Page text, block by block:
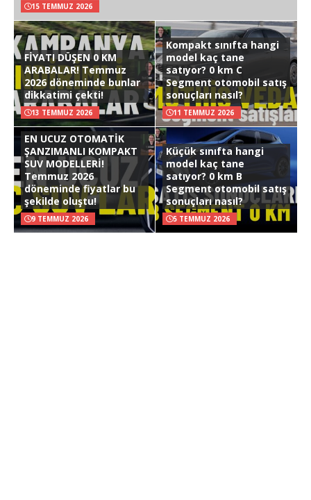
15 TEMMUZ 2026
FİYATI DÜŞEN 0 KM
ARABALAR! Temmuz
2026 döneminde bunlar
dikkatimi çekti!
13 TEMMUZ 2026
Kompakt sınıfta hangi
model kaç tane
satıyor? 0 km C
Segment otomobil satış
sonuçları nasıl?
11 TEMMUZ 2026
EN UCUZ OTOMATİK
ŞANZIMANLI KOMPAKT
SUV MODELLERİ!
Temmuz 2026
döneminde fiyatlar bu
şekilde oluştu!
9 TEMMUZ 2026
Küçük sınıfta hangi
model kaç tane
satıyor? 0 km B
Segment otomobil satış
sonuçları nasıl?
5 TEMMUZ 2026